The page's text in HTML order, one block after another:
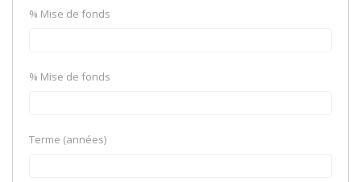
% Mise de fonds
% Mise de fonds
Terme (années)